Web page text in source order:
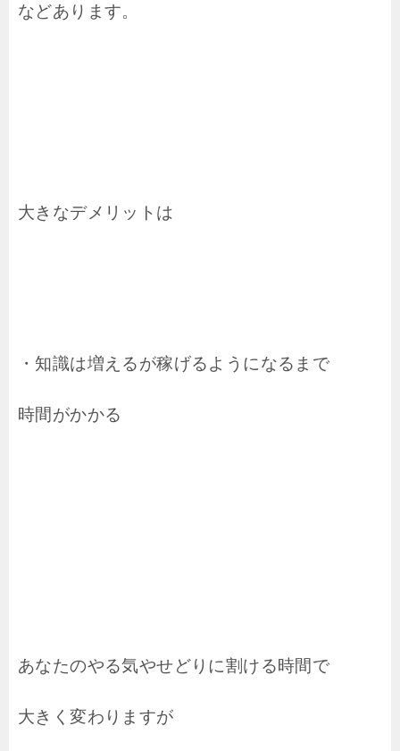
などあります。
大きなデメリットは
・知識は増えるが稼げるようになるまで
時間がかかる
あなたのやる気やせどりに割ける時間で
大きく変わりますが